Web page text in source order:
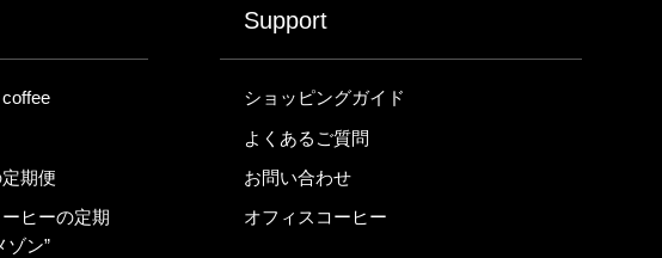
期便
ヒーの定期
ゾン”
Support
ショッピングガイド
よくあるご質問
お問い合わせ
オフィスコーヒー